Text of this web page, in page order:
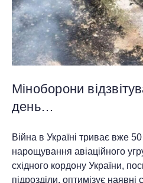
Міноборони
день…
Війна в Україні триває вже
нарощування авіаційного
східного кордону України,
підрозділи, оптимізує